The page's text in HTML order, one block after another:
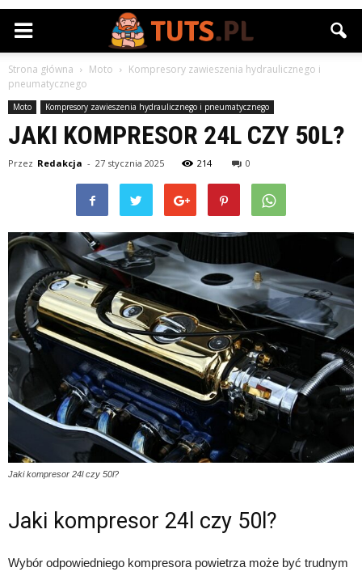
Strona główna Moto
Kompresory zawieszenia hydraulicznego i
pneumatycznego
Moto Kompresory zawieszenia hydraulicznego i pneumatycznego
JAKI KOMPRESOR 24L CZY 50L?
Przez Redakcja - 27 stycznia 2025 214 0
Jaki kompresor 24l czy 50l?
Jaki kompresor 24l czy 50l?
Wybór odpowiedniego kompresora powietrza może być trudnym